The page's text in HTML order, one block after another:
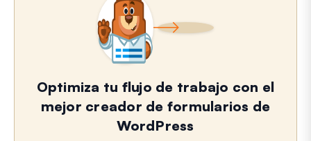
Optimiza tu flujo de trabajo con el
mejor creador de formularios de
WordPress